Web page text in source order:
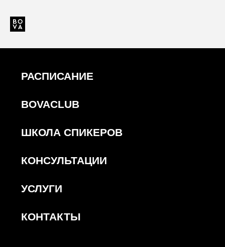
БОВА
РАСПИСАНИЕ
КОНСУЛЬТАЦИИ
УСЛУГИ
BOVACLUB
КОНТАКТЫ
ШКОЛА СПИКЕРОВ